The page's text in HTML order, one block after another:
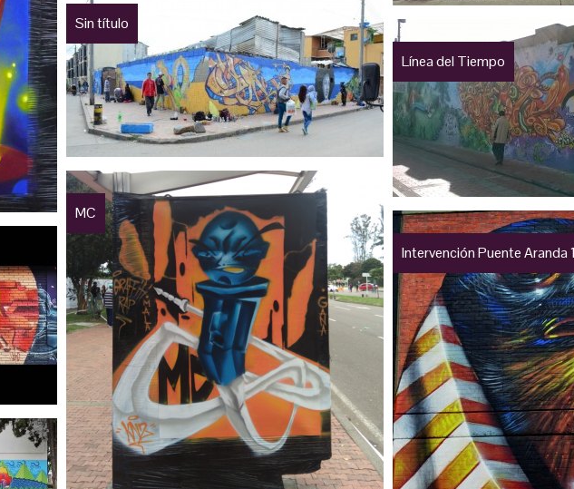
Sin título
Línea del Tiempo
MC
Intervención Puente Aranda